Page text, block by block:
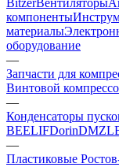
компоненты
материалы
оборудование
—
Запчасти для
Винтовой
—
Конденсаторы
BEELIFDorinDMZL
—
Пластиковые